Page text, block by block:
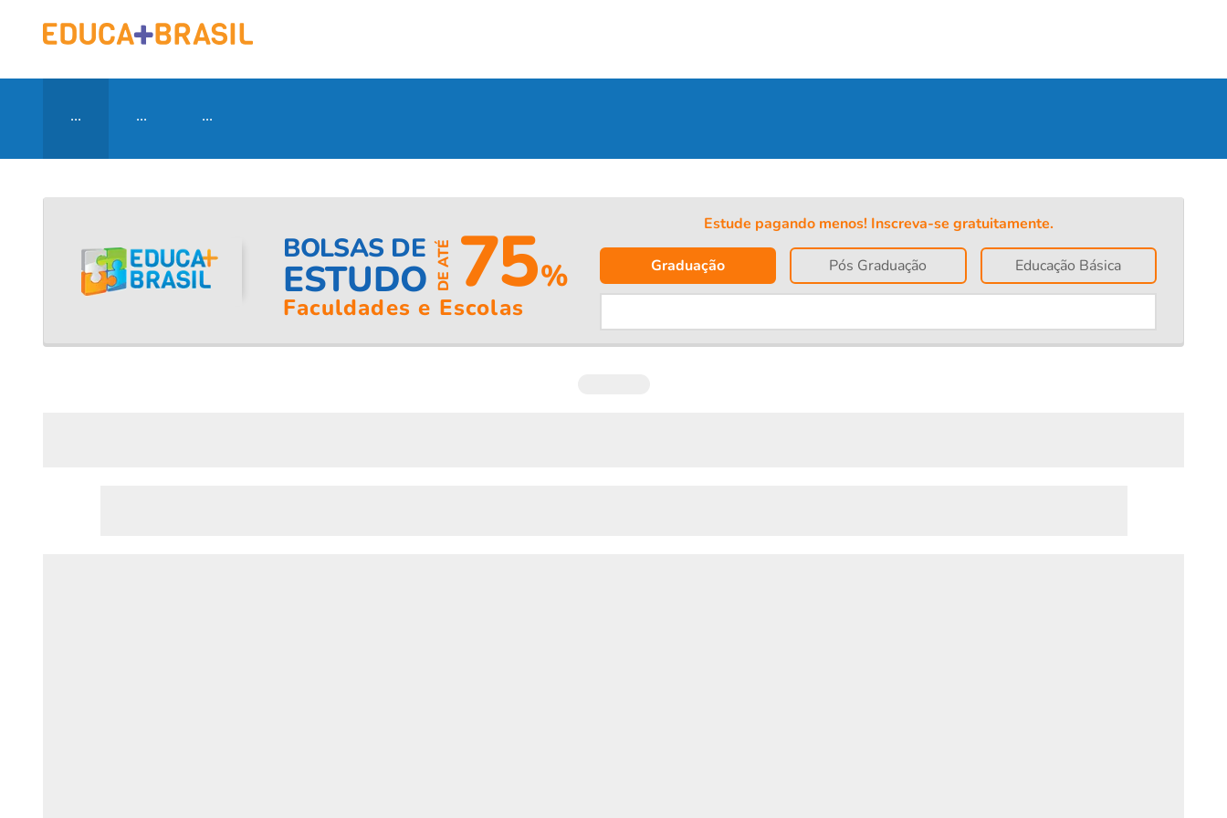
... ... ...
BOLSAS DE
ESTUDO DE ATÉ 75%
Faculdades e Escolas
Estude pagando menos! Inscreva-se gratuitamente.
Graduação Pós Graduação Educação Básica